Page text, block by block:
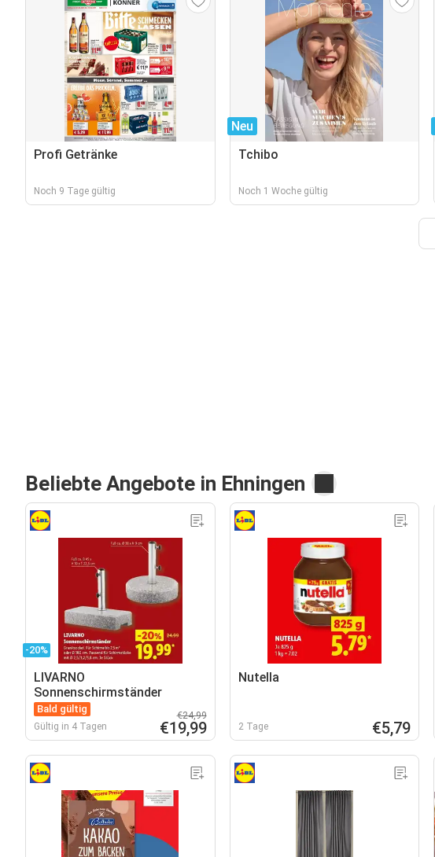
Profi Getränke
Noch 9 Tage gültig
Neu
Tchibo
Noch 1 Woche gültig
Beliebte Angebote in Ehningen
-20%
LIVARNO
Sonnenschirmständer
Bald gültig
Gültig in 4 Tagen
€24,99
€19,99
Nutella
2 Tage €5,79